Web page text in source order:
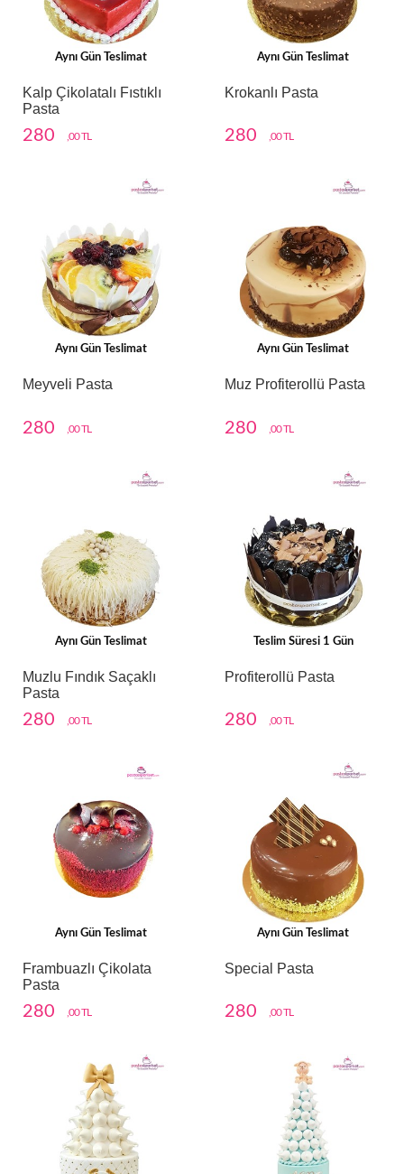
Aynı Gün Teslimat
Kalp Çikolatalı Fıstıklı
Pasta
280 ,00 TL
Aynı Gün Teslimat
Krokanlı Pasta
280 ,00 TL
Aynı Gün Teslimat
Meyveli Pasta
280 ,00 TL
Aynı Gün Teslimat
Muz Profiterollü Pasta
280 ,00 TL
Aynı Gün Teslimat
Muzlu Fındık Saçaklı
Pasta
280 ,00 TL
Teslim Süresi 1 Gün
Profiterollü Pasta
280 ,00 TL
Aynı Gün Teslimat
Frambuazlı Çikolata
Pasta
280 ,00 TL
Aynı Gün Teslimat
Special Pasta
280 ,00 TL